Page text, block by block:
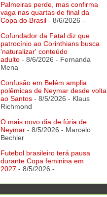
Palmeiras perde, mas confirma
vaga nas quartas de final da
Copa do Brasil - 8/6/2026 -
Cofundador da Fatal diz que
patrocínio ao Corinthians busca
'naturalizar' conteúdo
adulto - 8/6/2026 - Fernanda
Mena
Confusão em Belém amplia
polêmicas de Neymar desde volta
ao Santos - 8/5/2026 - Klaus
Richmond
O mais novo dia de fúria de
Neymar - 8/5/2026 - Marcelo
Bechler
Futebol brasileiro terá pausa
durante Copa feminina em
2027 - 8/5/2026 -